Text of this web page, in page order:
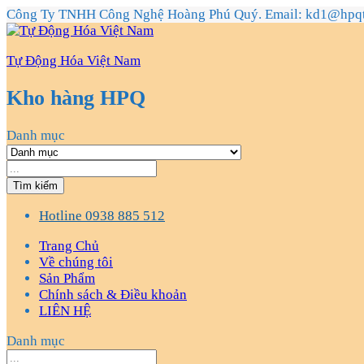
Công Ty TNHH Công Nghệ Hoàng Phú Quý. Email:
Tự Động Hóa Việt Nam
Kho hàng HPQ
Danh mục
Tìm kiếm
Hotline 0938 885 512
Trang Chủ
Về chúng tôi
Sản Phẩm
Chính sách & Điều khoản
LIÊN HỆ
Danh mục